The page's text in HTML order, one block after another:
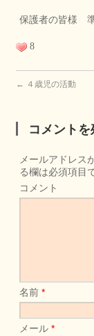
保護者の皆様 準
8
← ４歳児の活動
コメントを
メールアドレス
る欄は必須項目
コメント
名前*
メール*